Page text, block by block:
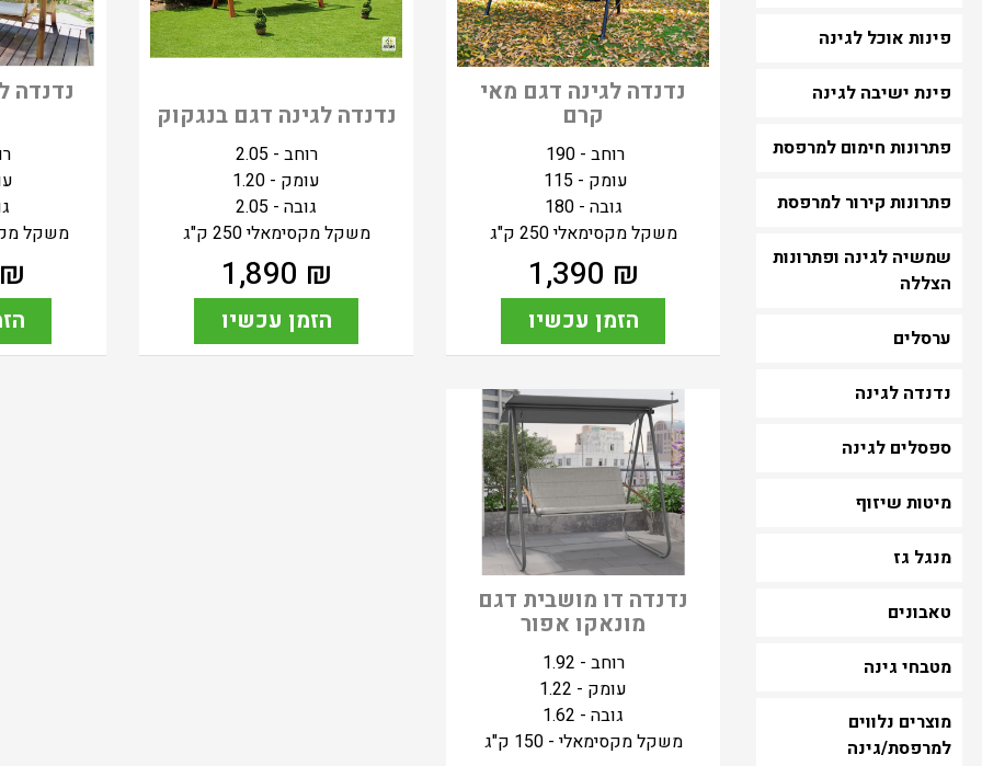
פינות אוכל לגינה
פינת ישיבה לגינה
פתרונות חימום למרפסת
פתרונות קירור למרפסת
שמשיה לגינה ופתרונות
הצללה
ערסלים
נדנדה לגינה
ספסלים לגינה
מיטות שיזוף
מנגל גז
טאבונים
מטבחי גינה
מוצרים נלווים
למרפסת/גינה
נדנדה לגינה דגם מאי
קרם
רוחב - 190
עומק - 115
גובה - 180
משקל מקסימאלי 250 ק"ג
₪
1,390
הזמן עכשיו
נדנדה לגינה דגם בנגקוק
רוחב - 2.05
עומק - 1.20
גובה - 2.05
משקל מקסימאלי 250 ק"ג
₪
1,890
הזמן עכשיו
נדנדה
משקל
₪
נדנדה דו מושבית דגם
מונאקו אפור
רוחב - 1.92
עומק - 1.22
גובה - 1.62
משקל מקסימאלי - 150 ק"ג